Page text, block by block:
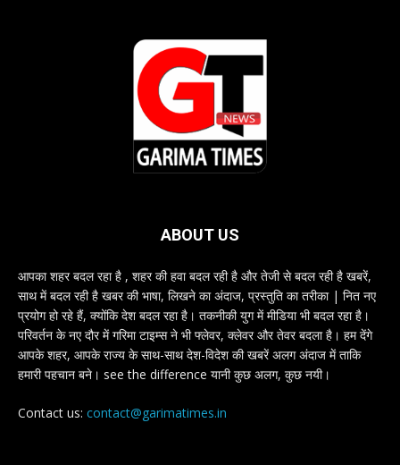
ABOUT US
आपका शहर बदल रहा है , शहर की हवा बदल रही है और तेजी से बदल रही है खबरें,
साथ में बदल रही है खबर की भाषा, लिखने का अंदाज, प्रस्तुति का तरीका | नित नए
प्रयोग हो रहे हैं, क्योंकि देश बदल रहा है। तकनीकी युग में मीडिया भी बदल रहा है।
परिवर्तन के नए दौर में गरिमा टाइम्स ने भी फ्लेवर, क्लेवर और तेवर बदला है। हम देंगे
आपके शहर, आपके राज्य के साथ-साथ देश-विदेश की खबरें अलग अंदाज में ताकि
हमारी पहचान बने। see the difference यानी कुछ अलग, कुछ नयी।
Contact us: contact@garimatimes.in